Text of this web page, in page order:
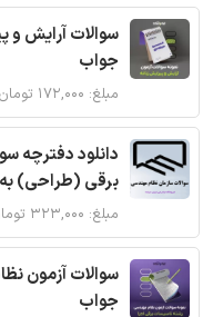
سوالات آرایش و
جواب
مبلغ: ۱۷۲,۰۰۰ تومان
دانلود دفترچه
برقی (طراحی)
مبلغ: ۳۲۳,۰۰۰ تومان
سوالات آزمون
جواب